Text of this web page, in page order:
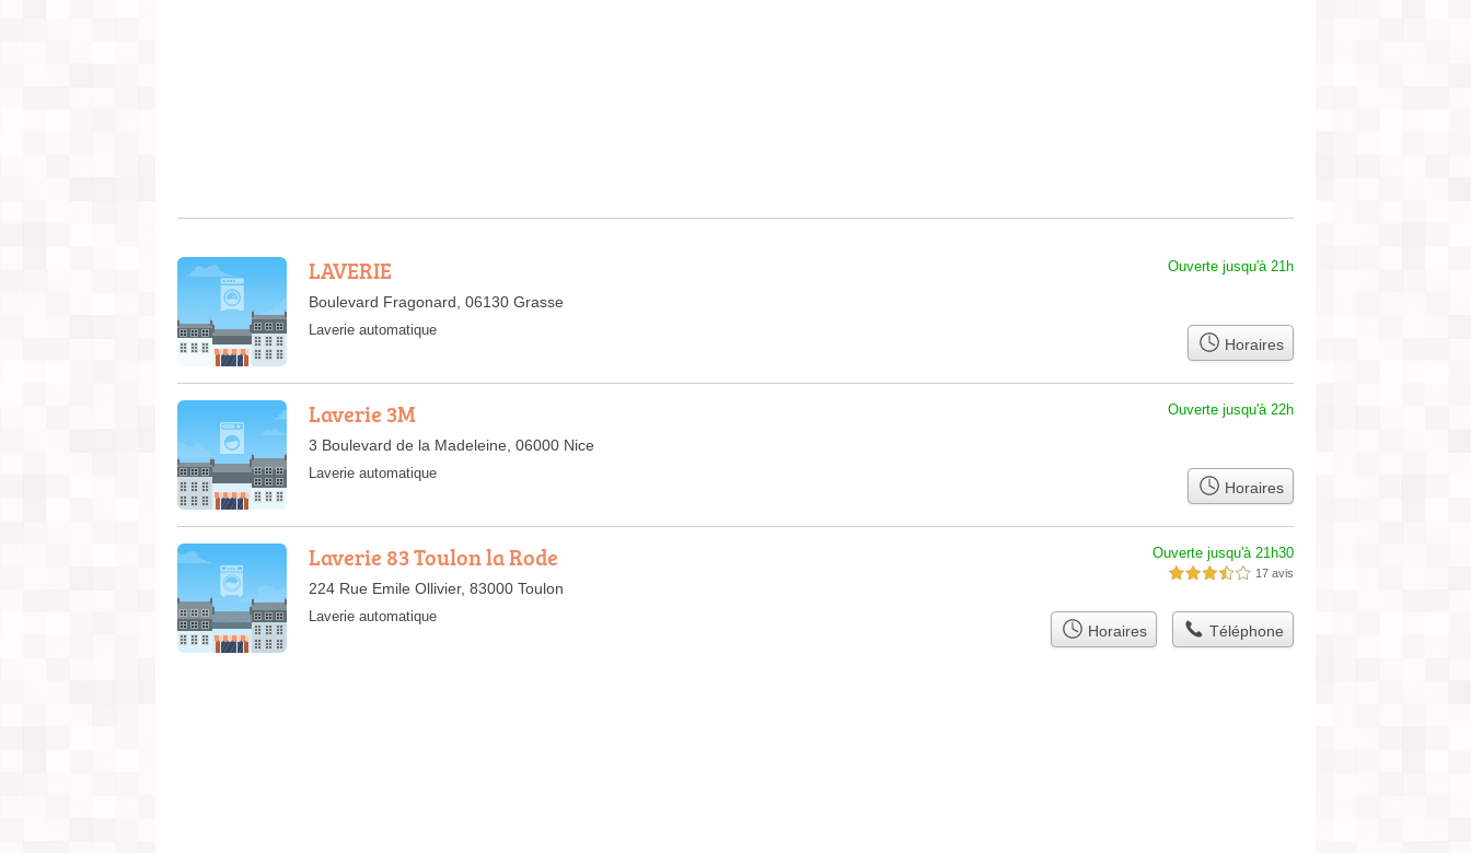
LAVERIE
Boulevard Fragonard, 06130 Grasse
Ouverte jusqu'à 21h
Laverie automatique
Horaires
Laverie 3M
3 Boulevard de la Madeleine, 06000 Nice
Ouverte jusqu'à 22h
Laverie automatique
Horaires
Laverie 83 Toulon la Rode
224 Rue Emile Ollivier, 83000 Toulon
Ouverte jusqu'à 21h30
3,5 étoiles sur 5 17 avis
Laverie automatique
Horaires Téléphone